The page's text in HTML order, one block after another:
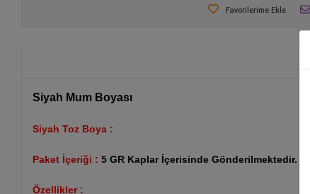
Favorilerime Ekle
Siyah Mum Boyası
Siyah Toz Boya :
Paket İçeriği :5 GR Kaplar İçerisinde Gönderilmektedir.
Özellikler :